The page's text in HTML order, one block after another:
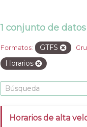
1 conjunto de
Formatos: GTFS
Horarios
Horarios de alta